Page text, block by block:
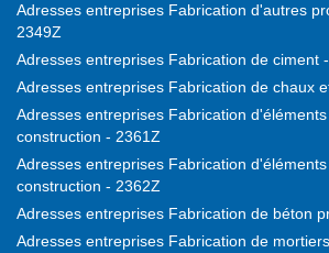
Adresses entreprises Fabrication d'autres
2349Z
Adresses entreprises Fabrication de ciment
Adresses entreprises Fabrication de chaux
Adresses entreprises Fabrication
construction - 2361Z
Adresses entreprises Fabrication
construction - 2362Z
Adresses entreprises Fabrication de béton
Adresses entreprises Fabrication de